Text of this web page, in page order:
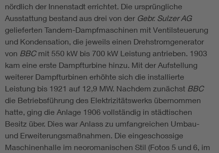
nördlich der Innenstadt errichtet. Die ursprüngliche
Ausstattung bestand aus drei von der Gebr. Sulzer AG
gelieferten Tandem-Dampfmaschinen mit Ventilsteuerung
und Kondensation, die jeweils einen Drehstromgenerator
von BBCmit 550 kW bis 700 kW Leistung antrieben. 1903
kam eine erste Dampfturbine hinzu. Mit der Aufstellung
weiterer Dampfturbinen erhöhte sich die installierte
Leistung bis 1921 auf 12,9 MW. Nachdem zunächst BBC
die Betriebsführung des Elektrizitätswerks übernommen
hatte, ging die Anlage 1906 vollständig in städtischen
Besitz über. Dies war Anlass zu umfangreichen Umbau-
und Erweiterungsmaßnahmen. Die eingeschossige
Maschinenhalle im neoromanischen Stil (Fotos 5 und 6, im